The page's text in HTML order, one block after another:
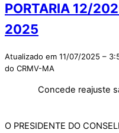
PORTARIA 12/
2025
Atualizado em 11/07/2025 –
do CRMV-MA
Concede reajuste
O PRESIDENTE DO